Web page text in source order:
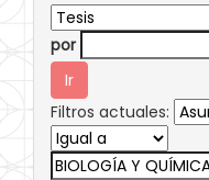
por
Filtros actuales: